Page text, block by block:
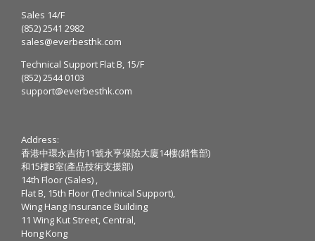
Sales 14/F
(852) 2541 2982
sales@everbesthk.com
Technical Support Flat B, 15/F
(852) 2544 0103
support@everbesthk.com
Address:
香港中環永吉街11號永亨保險大廈14樓(銷售部)
和15樓B室(產品技術支援部)
14th Floor (Sales) ,
Flat B, 15th Floor (Technical Support),
Wing Hang Insurance Building
11 Wing Kut Street, Central,
Hong Kong